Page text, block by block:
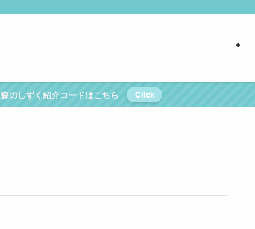
森のしずく紹介コードはこちら Click